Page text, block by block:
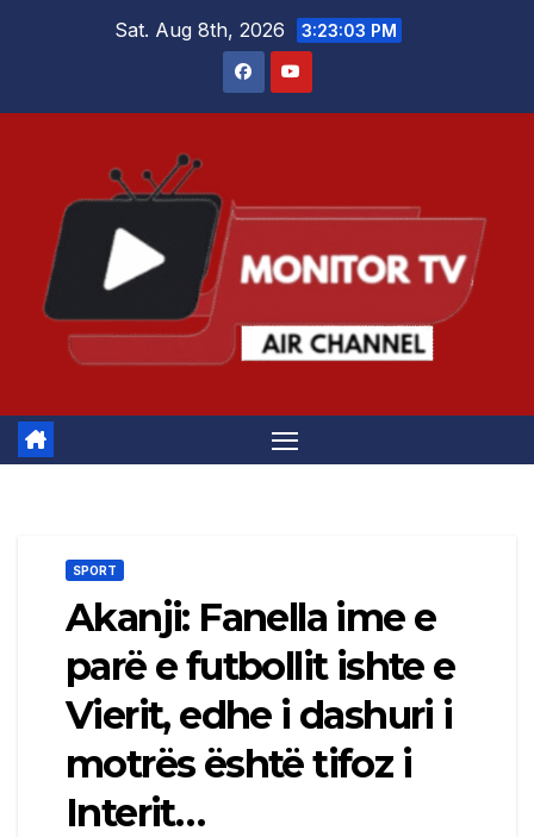
Sat. Aug 8th, 2026 3:23:04 PM
SPORT
Akanji: Fanella ime e
parë e futbollit ishte e
Vierit, edhe i dashuri i
motrës është tifoz i
Interit…